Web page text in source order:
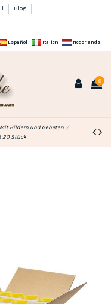
Blog
Español Italien Nederlands
0
Mit Bildern und Gebeten
20 Stück